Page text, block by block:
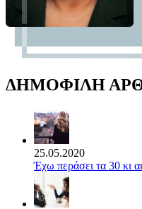
ΔΗΜΟΦΙΛΗ
25.05.2020
Έχω περάσει τα 30 κι